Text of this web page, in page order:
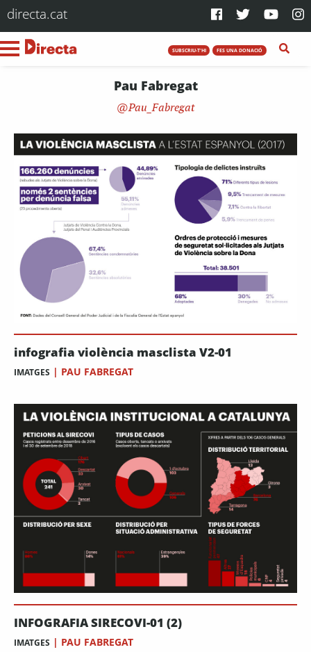
directa.cat
SUBSCRIU-T'HI FES UNA DONACIÓ
Pau Fabregat
Pau_Fabregat
infografia violència masclista V2-01
IMATGES | PAU FABREGAT
INFOGRAFIA SIRECOVI-01 (2)
IMATGES | PAU FABREGAT